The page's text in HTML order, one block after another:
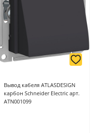
Вывод кабеля ATLASDESIGN
карбон Schneider Electric арт.
ATN001099